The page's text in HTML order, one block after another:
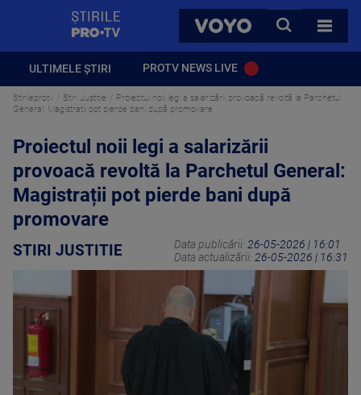
VOYO
CAUTA
TOATE
ULTIMELE ȘTIRI PROTV NEWS LIVE
Stirileprotv Stiri Justitie
Proiectul noii legi a salarizării provoacă revoltă la Parchetul
General: Magistrații pot pierde bani după promovare
Proiectul noii legi a salarizării
provoacă revoltă la Parchetul General:
Magistrații pot pierde bani după
promovare
STIRI JUSTITIE Data publicării: 26-05-2026 | 16:01
Data actualizării: 26-05-2026 | 16:31